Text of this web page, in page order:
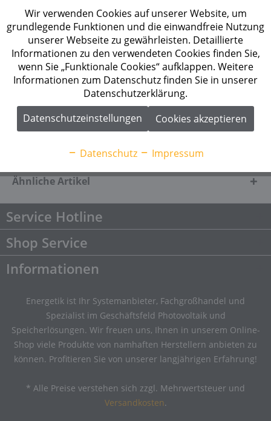
Artikel-Nr.: 2004117
Beschreibung
K2 Solarholzschraube 8x180 Antrieb: Innensechsrund
TX 40 Kopfform: Tellerkopf Länge...mehr
Downloads 1
Downloads
Ähnliche Artikel
Service Hotline
Shop Service
Informationen
Energetik ist Ihr Systemanbieter, Fachgroßhandel und
Spezialist im Geschäftsfeld Photovoltaik und
Speicherlösungen. Wir freuen uns, Ihnen in unserem Online-
Shop viele Produkte von namhaften Herstellern anbieten zu
können. Profitieren Sie von unserer langjährigen Erfahrung!
* Alle Preise verstehen sich zzgl. Mehrwertsteuer und
Versandkosten.
Wir verwenden Cookies auf unserer Website, um
grundlegende Funktionen und die einwandfreie Nutzung
unserer Webseite zu gewährleisten. Detaillierte
Informationen zu den verwendeten Cookies finden Sie,
wenn Sie „Funktionale Cookies“ aufklappen. Weitere
Informationen zum Datenschutz finden Sie in unserer
Datenschutzerklärung.
Datenschutzeinstellungen
Cookies akzeptieren
Datenschutz Impressum